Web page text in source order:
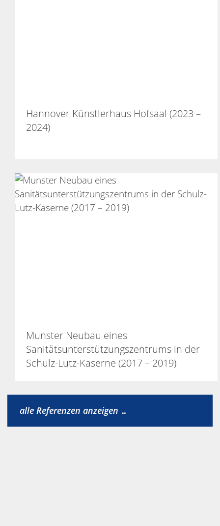
Hannover Künstlerhaus Hofsaal (2023 –
2024)
Munster Neubau eines
Sanitätsunterstützungszentrums in der
Schulz-Lutz-Kaserne (2017 – 2019)
alle Referenzen anzeigen …